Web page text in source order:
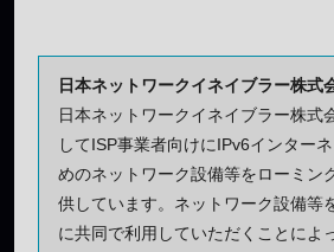
日本ネットワークイネイブラー株式
日本ネットワークイネイブラー株式
してISP事業者向けにIPv6インター
めのネットワーク設備等をローミン
供しています。ネットワーク設備等
に共同で利用していただくことによ